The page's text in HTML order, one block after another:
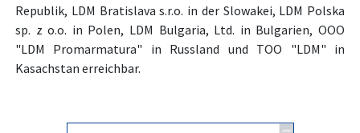
Republik, LDM Bratislava s.r.o. in der Slowakei, LDM Polska
sp. z o.o. in Polen, LDM Bulgaria, Ltd. in Bulgarien, OOO
"LDM Promarmatura" in Russland und TOO "LDM" in
Kasachstan erreichbar.